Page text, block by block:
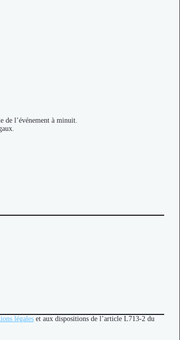
de l’événement à minuit.
légales et aux dispositions de l’article L713-2 du